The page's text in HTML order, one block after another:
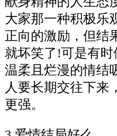
大家那一种积极乐
正向的激励，但结
就坏笑了!可是有
温柔且烂漫的情结
人要长期交往下来
更强。